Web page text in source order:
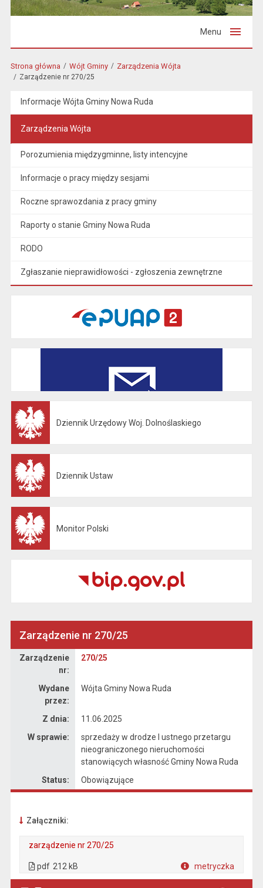
Menu
Strona główna Wójt Gminy Zarządzenia Wójta
Zarządzenie nr 270/25
Informacje Wójta Gminy Nowa Ruda
Zarządzenia Wójta
Porozumienia międzygminne, listy intencyjne
Informacje o pracy między sesjami
Roczne sprawozdania z pracy gminy
Raporty o stanie Gminy Nowa Ruda
RODO
Zgłaszanie nieprawidłowości - zgłoszenia zewnętrzne
Dziennik Urzędowy Woj. Dolnoślaskiego
Dziennik Ustaw
Monitor Polski
Zarządzenie nr 270/25
Zarządzenie
nr:
270/25
Wydane
przez:
Wójta Gminy Nowa Ruda
Z dnia:
11.06.2025
W sprawie:
sprzedaży w drodze I ustnego przetargu
nieograniczonego nieruchomości
stanowiących własność Gminy Nowa Ruda
Status:
Obowiązujące
Załączniki:
zarządzenie nr 270/25
pdf 212 kB metryczka